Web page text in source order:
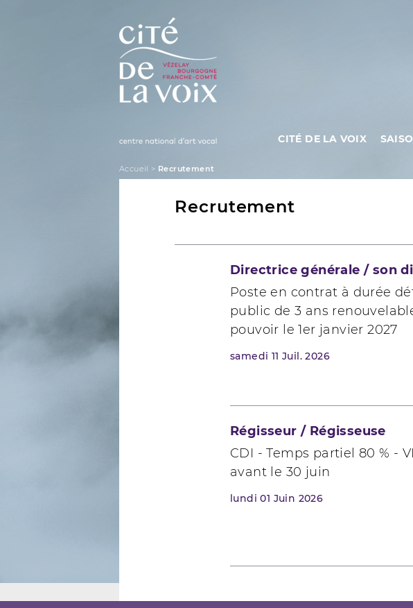
CITÉ DE LA VOIX
Accueil > Recrutement
Recrutement
Directrice générale / son
Poste en contrat à durée
public de 3 ans
pouvoir le 1er janvier 2027
samedi 11 Juil. 2026
Régisseur / Régisseuse
CDI - Temps partiel 80 % -
avant le 30 juin
lundi 01 Juin 2026